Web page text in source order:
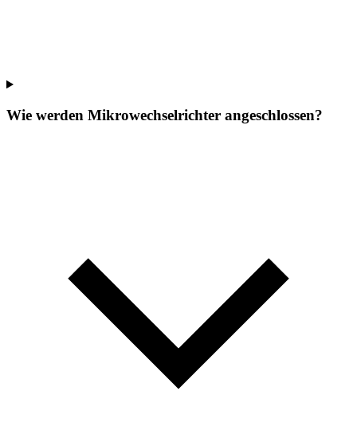
Wie werden Mikrowechselrichter angeschlossen?